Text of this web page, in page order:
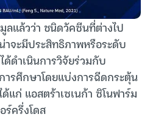
ลแล้วว่า ชนิดวัคซีนที่ต่างไป
าจะมีประสิทธิภาพหรือระดับ
ดำเนินการวิจัยร่วมกับ
รศึกษาโดยแบ่งการฉีดกระตุ้น
แก่ แอสตร้าเซเนก้า ซิโนฟาร์ม
ร์ครึ่งโดส